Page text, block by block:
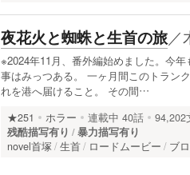
夜花火と蜘蛛と生首の旅／
※2024年11月、番外編始めました。今
事はみっつある。 一ヶ月間このトラン
れを港へ届けること。 その間…
★251 ホラー 連載中 40話 94,202
残酷描写有り
暴力描写有り
novel首塚
生首 ロードムービー ブ